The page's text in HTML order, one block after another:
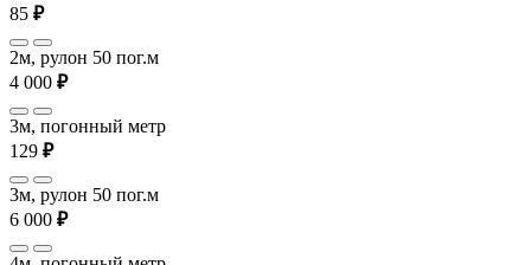
85 ₽
2м, рулон 50 пог.м
4 000 ₽
3м, погонный метр
129 ₽
3м, рулон 50 пог.м
6 000 ₽